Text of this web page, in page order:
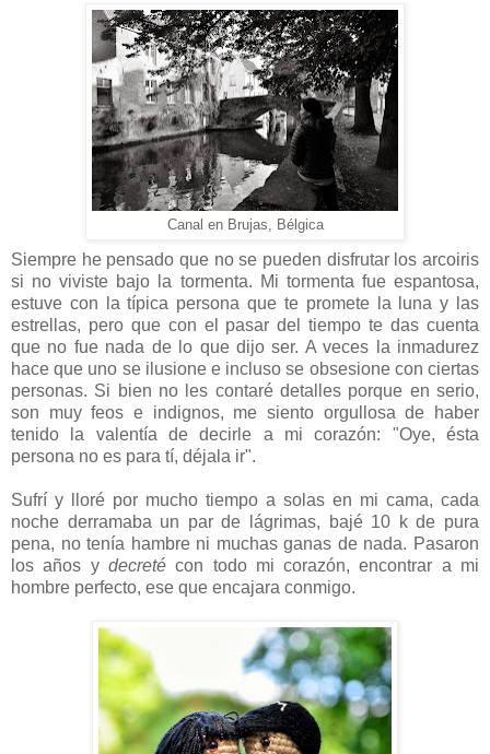
Canal en Brujas, Bélgica
Siempre he pensado que no se pueden disfrutar los arcoiris
si no viviste bajo la tormenta. Mi tormenta fue espantosa,
estuve con la típica persona que te promete la luna y las
estrellas, pero que con el pasar del tiempo te das cuenta
que no fue nada de lo que dijo ser. A veces la inmadurez
hace que uno se ilusione e incluso se obsesione con ciertas
personas. Si bien no les contaré detalles porque en serio,
son muy feos e indignos, me siento orgullosa de haber
tenido la valentía de decirle a mi corazón: "Oye, ésta
persona no es para tí, déjala ir".
Sufrí y lloré por mucho tiempo a solas en mi cama, cada
noche derramaba un par de lágrimas, bajé 10 k de pura
pena, no tenía hambre ni muchas ganas de nada. Pasaron
los años y decretécon todo mi corazón, encontrar a mi
hombre perfecto, ese que encajara conmigo.